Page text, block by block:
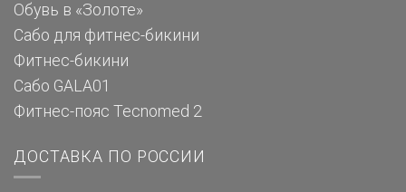
Обувь в «Золоте»
Сабо для фитнес-бикини
Фитнес-бикини
Сабо GALA01
Фитнес-пояс Tecnomed 2
ДОСТАВКА ПО РОССИИ